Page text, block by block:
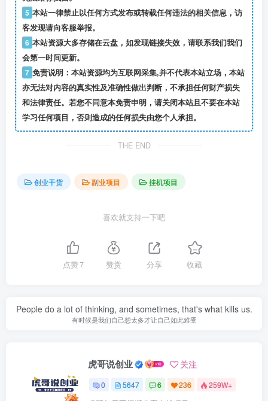
5 本站一律禁止以任何方式发布或转载任何违法的相关信息，访
客发现请向客服举报。
6 本站资源大多存储在云盘，如发现链接失效，请联系我们我们
会第一时间更新。
7 免责说明：本站资源均为互联网采集,并不代表本站立场，本站
亦无法对内容的真实性及准确性做出判断，不承担任何财产损失
和法律责任。若您不同意本免责申明，请关闭本站且不要在本站
学习任何项目，否则造成的任何损失由您个人承担。
THE END
创业干货 副业项目 挂机项目
喜欢就支持一下吧
点赞7 赞赏 分享 收藏
People do a lot of thinking, and sometimes, that's what kills us.
有时候是我们自己想太多才让自己如此难受
虎哥说创业 关注
0 5647 6 236 259W+